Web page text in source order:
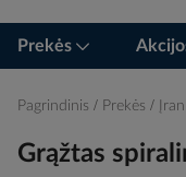
Prekės
Pagrindinis Prekės
Grąžtas